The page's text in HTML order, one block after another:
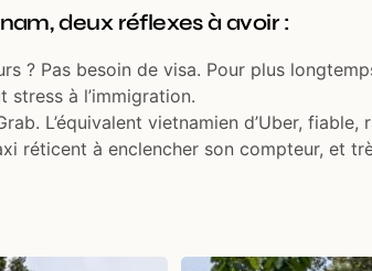
deux réflexes à avoir :
? Pas besoin de visa. Pour plus
à l’immigration.
L’équivalent vietnamien d’Uber,
réticent à enclencher son compteur, et